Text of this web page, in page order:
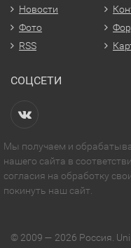
Новости
Фото
RSS
СОЦСЕТИ
Мы получаем и
нашего сайта в
согласия на обработку
покинуть наш сайт.
© 2009 — 2026 Россия.